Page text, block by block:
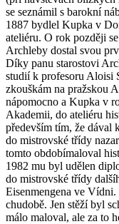
se seznámil s barokní
1887 bydlel Kupka v
ateliéru. O rok později
Archleby dostal svou
Díky panu starostovi
studií k profesoru Aloisi
zkouškám na pražskou
nápomocno a Kupka v
Akademii, do ateliéru
především tím, že dával
do mistrovské třídy
tomto obdobímaloval
1982 mu byl udělen
do mistrovské třídy
Eisenmengena ve
chudobě. Jen stěží byl
málo maloval, ale za to